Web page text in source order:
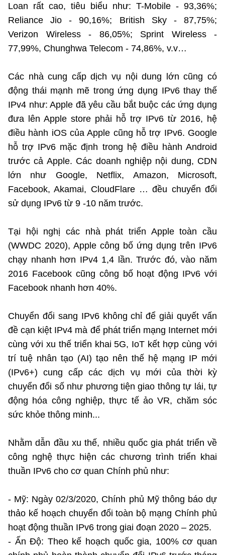
Loan rất cao, tiêu biểu như: T-Mobile - 93,36%;
Reliance Jio - 90,16%; British Sky - 87,75%;
Verizon Wireless - 86,05%; Sprint Wireless -
77,99%, Chunghwa Telecom - 74,86%, v.v…
Các nhà cung cấp dịch vụ nội dung lớn cũng có
động thái mạnh mẽ trong ứng dụng IPv6 thay thế
IPv4 như: Apple đã yêu cầu bắt buộc các ứng dụng
đưa lên Apple store phải hỗ trợ IPv6 từ 2016, hệ
điều hành iOS của Apple cũng hỗ trợ IPv6. Google
hỗ trợ IPv6 mặc định trong hệ điều hành Android
trước cả Apple. Các doanh nghiệp nội dung, CDN
lớn như Google, Netflix, Amazon, Microsoft,
Facebook, Akamai, CloudFlare … đều chuyển đổi
sử dụng IPv6 từ 9 -10 năm trước.
Tại hội nghị các nhà phát triển Apple toàn cầu
(WWDC 2020), Apple công bố ứng dụng trên IPv6
chạy nhanh hơn IPv4 1,4 lần. Trước đó, vào năm
2016 Facebook cũng công bố hoạt động IPv6 với
Facebook nhanh hơn 40%.
Chuyển đổi sang IPv6 không chỉ để giải quyết vấn
đề cạn kiệt IPv4 mà để phát triển mạng Internet mới
cùng với xu thế triển khai 5G, IoT kết hợp cùng với
trí tuệ nhân tạo (AI) tạo nên thế hệ mạng IP mới
(IPv6+) cung cấp các dịch vụ mới của thời kỳ
chuyển đổi số như phương tiện giao thông tự lái, tự
động hóa công nghiệp, thực tế ảo VR, chăm sóc
sức khỏe thông minh...
Nhằm dẫn đầu xu thế, nhiều quốc gia phát triển về
công nghệ thực hiện các chương trình triển khai
thuần IPv6 cho cơ quan Chính phủ như:
- Mỹ: Ngày 02/3/2020, Chính phủ Mỹ thông báo dự
thảo kế hoạch chuyển đổi toàn bộ mạng Chính phủ
hoạt động thuần IPv6 trong giai đoạn 2020 – 2025.
- Ấn Độ: Theo kế hoạch quốc gia, 100% cơ quan